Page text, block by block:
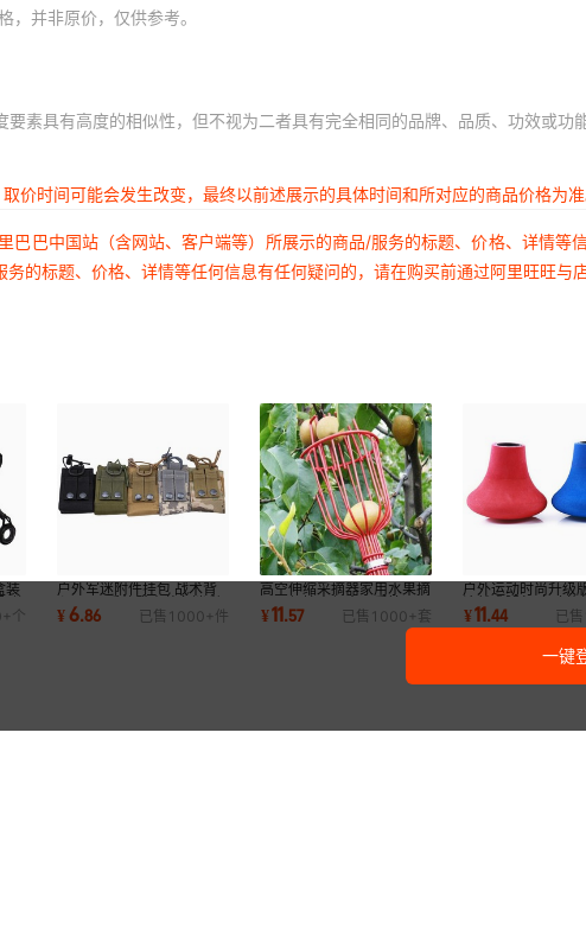
并非原价，仅供参考。
素具有高度的相似性，但不视为二者具有完全相同的品牌、品质、功效或功能
时间可能会发生改变，最终以前述展示的具体时间和所对应的商品价格为准
巴中国站（含网站、客户端等）所展示的商品/服务的标题、价格、详情
的标题、价格、详情等任何信息有任何疑问的，请在购买前通过阿里旺旺
装
个
户外军迷附件挂包 战术背
心molle系统登山装备迷彩
包 对讲机包
¥6.86 已售 1000+ 件
高空伸缩采摘器家用水果摘
果器便捷方便水果采摘器园
林五金工具
¥11.57 已售 1000+ 套
户外运动时尚升级
津战术腿包 多功能
鱼包休闲旅行
¥11.44 已售
一键